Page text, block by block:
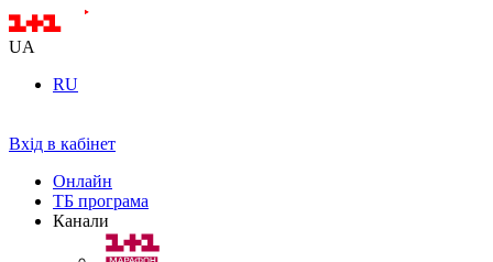
UA
RU
Вхід в кабінет
Онлайн
ТБ програма
Канали